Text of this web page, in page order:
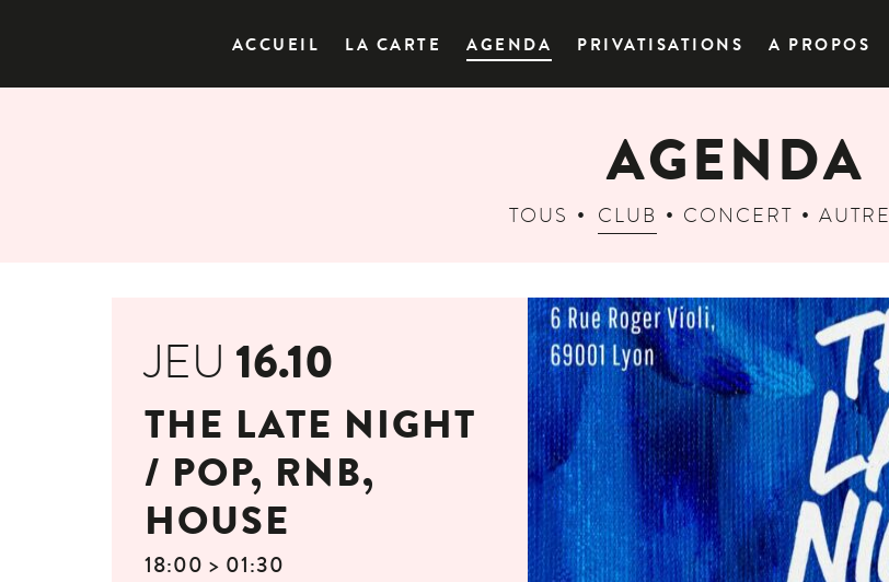
ACCUEIL LA CARTE AGENDA PRIVATISATIONS A PROPOS
AGENDA
TOUS CLUB CONCERT AUTRE
JEU 16.10
THE LATE NIGHT
/ POP, RNB,
HOUSE
18:00 > 01:30